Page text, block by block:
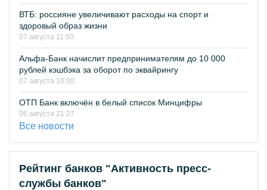
ВТБ: россияне увеличивают расходы на спорт и
здоровый образ жизни
07 августа 11:50
Альфа-Банк начислит предпринимателям до 10 000
рублей кэшбэка за оборот по эквайрингу
07 августа 10:00
ОТП Банк включён в белый список Минцифры
06 августа 21:27
Все новости
Рейтинг банков "Активность пресс-
службы банков"